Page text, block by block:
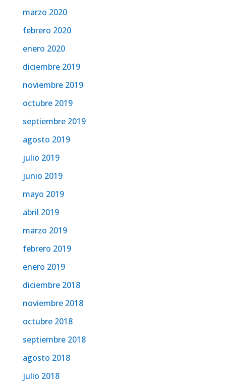
marzo 2020
febrero 2020
enero 2020
diciembre 2019
noviembre 2019
octubre 2019
septiembre 2019
agosto 2019
julio 2019
junio 2019
mayo 2019
abril 2019
marzo 2019
febrero 2019
enero 2019
diciembre 2018
noviembre 2018
octubre 2018
septiembre 2018
agosto 2018
julio 2018